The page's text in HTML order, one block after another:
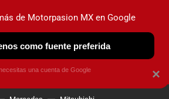
HOY NO CIRCULA
×
de Motorpasion MX en Google
como fuente preferida
una cuenta de Google